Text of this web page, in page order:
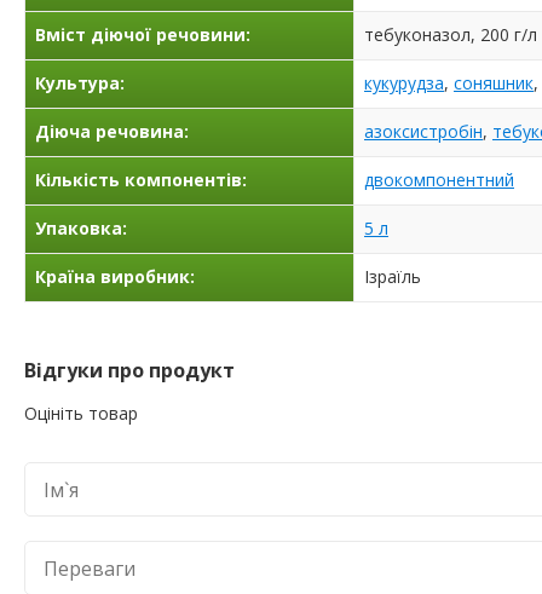
Вміст діючої речовини: тебуконазол, 200 г/
Культура: кукурудза, соняшник,
Діюча речовина: азоксистробін,
Кількість компонентів: двокомпонентний
Упаковка: 5 л
Країна виробник: Ізраїль
Відгуки про продукт
Оцініть товар